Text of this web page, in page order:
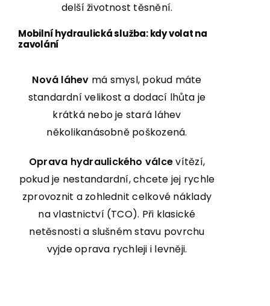
delší životnost těsnění.
Mobilní hydraulická služba: kdy volat na
zavolání
Nová láhev má smysl, pokud máte
standardní velikost a dodací lhůta je
krátká nebo je stará láhev
několikanásobně poškozená.
Oprava hydraulického válcevítězí,
pokud je nestandardní, chcete jej rychle
zprovoznit a zohlednit celkové náklady
na vlastnictví (TCO). Při klasické
netěsnosti a slušném stavu povrchu
vyjde oprava rychleji i levněji.